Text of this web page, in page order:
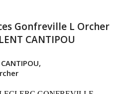
Gonfreville L Orcher
CANTIPOU